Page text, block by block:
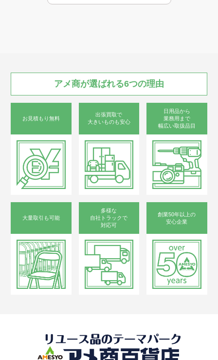
サイズ：
140×103×51mm
重量：780g
アメ商が選ばれる6つの理由
お見積もり無料
出張買取で
大きいものも安心
日用品から
業務用まで
幅広い取扱品目
大量取引も可能
多様な
自社トラックで
対応可
創業50年以上の
安心企業